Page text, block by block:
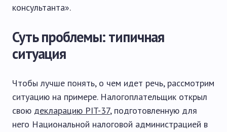
консультанта».
Суть проблемы: типичная
ситуация
Чтобы лучше понять, о чем идет речь, рассмотрим
ситуацию на примере. Налогоплательщик открыл
свою декларацию PIT-37, подготовленную для
него Национальной налоговой администрацией в